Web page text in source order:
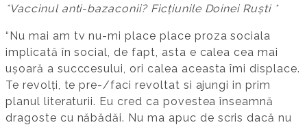
*Vaccinul anti-bazaconii? Ficțiunile Doinei Ruști *
“Nu mai am tv nu-mi place place proza sociala
implicată în social, de fapt, asta e calea cea mai
ușoară a succcesului, ori calea aceasta îmi displace.
Te revolți, te pre-/faci revoltat si ajungi in prim
planul literaturii. Eu cred ca povestea înseamnă
dragoste cu năbădăi. Nu ma apuc de scris dacă nu